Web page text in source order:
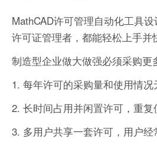
MathCAD许可管理自动化工具
许可证管理者，都能轻松上手并
制造型企业做大做强必须采购更
1. 每年许可的采购量和使用情
2. 长时间占用并闲置许可，重
3. 多用户共享一套许可，用户